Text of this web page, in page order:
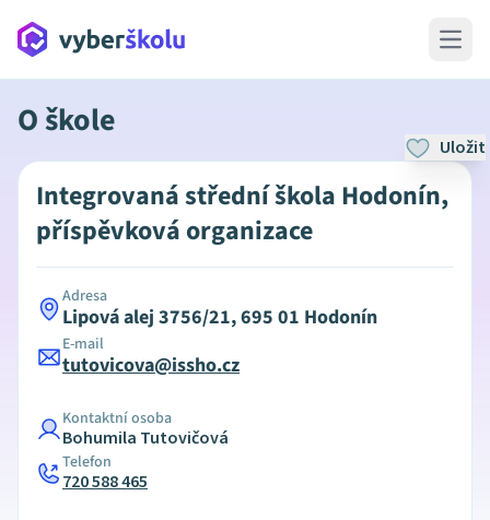
Open
O škole
Uložit
Integrovaná střední škola Hodonín,
příspěvková organizace
Adresa
Lipová alej 3756/21, 695 01 Hodonín
E-mail
tutovicova@issho.cz
Kontaktní osoba
Bohumila Tutovičová
Telefon
720 588 465